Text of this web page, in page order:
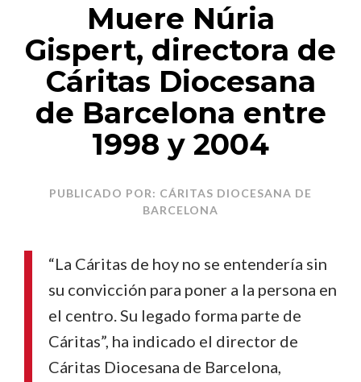
Muere Núria
Gispert, directora de
Cáritas Diocesana
de Barcelona entre
1998 y 2004
PUBLICADO POR: CÁRITAS DIOCESANA DE
BARCELONA
“La Cáritas de hoy no se entendería sin
su convicción para poner a la persona en
el centro. Su legado forma parte de
Cáritas”, ha indicado el director de
Cáritas Diocesana de Barcelona, ​​